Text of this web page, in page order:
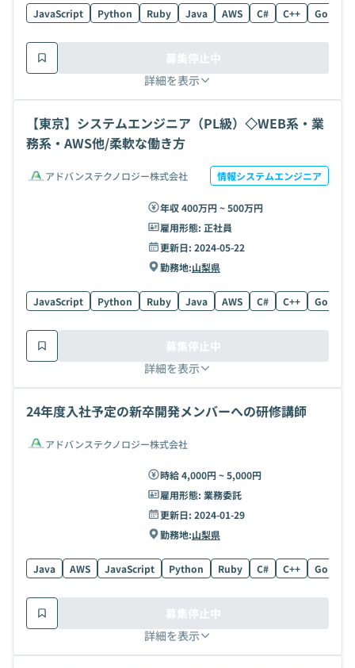
JavaScript Python Ruby Java AWS C# C++ Go
詳細を表示
募集停止中
【東京】システムエンジニア（PL級）◇WEB系・業
務系・AWS他/柔軟な働き方
アドバンステクノロジー株式会社 情報システムエンジニア
年収 400万円 ~ 500万円
雇用形態: 正社員
更新日: 2024-05-22
勤務地:山梨県
JavaScript Python Ruby Java AWS C# C++ Go
詳細を表示
募集停止中
24年度入社予定の新卒開発メンバーへの研修講師
アドバンステクノロジー株式会社
時給 4,000円 ~ 5,000円
雇用形態: 業務委託
更新日: 2024-01-29
勤務地:山梨県
Java AWS JavaScript Python Ruby C# C++ Go
詳細を表示
募集停止中